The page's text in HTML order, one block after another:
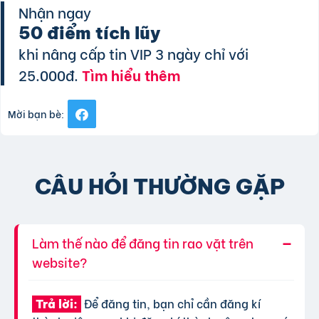
Nhận ngay
50 điểm tích lũy
khi nâng cấp tin VIP 3 ngày chỉ với
25.000đ.Tìm hiểu thêm
Mời bạn bè:
CÂU HỎI THƯỜNG GẶP
Làm thế nào để đăng tin rao vặt trên
website?
Trả lời: Để đăng tin, bạn chỉ cần đăng kí